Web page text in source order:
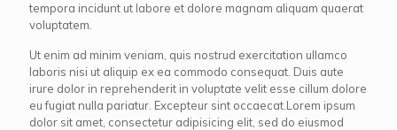
tempora incidunt ut labore et dolore magnam aliquam quaerat
voluptatem.
Ut enim ad minim veniam, quis nostrud exercitation ullamco
laboris nisi ut aliquip ex ea commodo consequat. Duis aute
irure dolor in reprehenderit in voluptate velit esse cillum dolore
eu fugiat nulla pariatur. Excepteur sint occaecat.Lorem ipsum
dolor sit amet, consectetur adipisicing elit, sed do eiusmod